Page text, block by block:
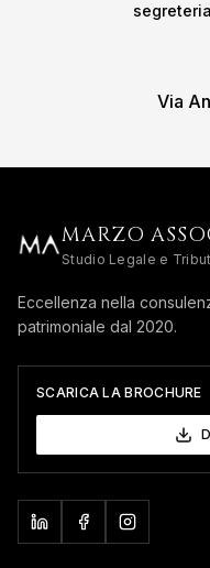
Via
MARZO
Studio Legale e
Eccellenza nella
patrimoniale dal 2020.
SCARICA LA BROCHURE